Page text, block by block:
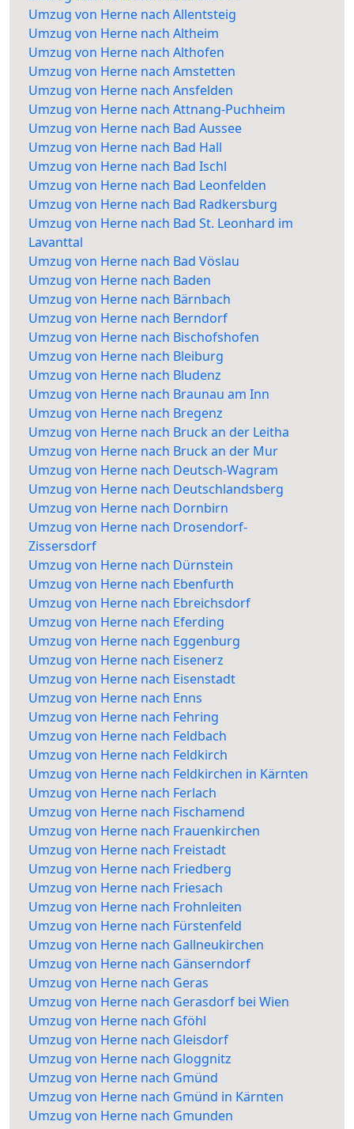
Umzug von Herne nach Allentsteig
Umzug von Herne nach Altheim
Umzug von Herne nach Althofen
Umzug von Herne nach Amstetten
Umzug von Herne nach Ansfelden
Umzug von Herne nach Attnang-Puchheim
Umzug von Herne nach Bad Aussee
Umzug von Herne nach Bad Hall
Umzug von Herne nach Bad Ischl
Umzug von Herne nach Bad Leonfelden
Umzug von Herne nach Bad Radkersburg
Umzug von Herne nach Bad St. Leonhard im
Lavanttal
Umzug von Herne nach Bad Vöslau
Umzug von Herne nach Baden
Umzug von Herne nach Bärnbach
Umzug von Herne nach Berndorf
Umzug von Herne nach Bischofshofen
Umzug von Herne nach Bleiburg
Umzug von Herne nach Bludenz
Umzug von Herne nach Braunau am Inn
Umzug von Herne nach Bregenz
Umzug von Herne nach Bruck an der Leitha
Umzug von Herne nach Bruck an der Mur
Umzug von Herne nach Deutsch-Wagram
Umzug von Herne nach Deutschlandsberg
Umzug von Herne nach Dornbirn
Umzug von Herne nach Drosendorf-
Zissersdorf
Umzug von Herne nach Dürnstein
Umzug von Herne nach Ebenfurth
Umzug von Herne nach Ebreichsdorf
Umzug von Herne nach Eferding
Umzug von Herne nach Eggenburg
Umzug von Herne nach Eisenerz
Umzug von Herne nach Eisenstadt
Umzug von Herne nach Enns
Umzug von Herne nach Fehring
Umzug von Herne nach Feldbach
Umzug von Herne nach Feldkirch
Umzug von Herne nach Feldkirchen in Kärnten
Umzug von Herne nach Ferlach
Umzug von Herne nach Fischamend
Umzug von Herne nach Frauenkirchen
Umzug von Herne nach Freistadt
Umzug von Herne nach Friedberg
Umzug von Herne nach Friesach
Umzug von Herne nach Frohnleiten
Umzug von Herne nach Fürstenfeld
Umzug von Herne nach Gallneukirchen
Umzug von Herne nach Gänserndorf
Umzug von Herne nach Geras
Umzug von Herne nach Gerasdorf bei Wien
Umzug von Herne nach Gföhl
Umzug von Herne nach Gleisdorf
Umzug von Herne nach Gloggnitz
Umzug von Herne nach Gmünd
Umzug von Herne nach Gmünd in Kärnten
Umzug von Herne nach Gmunden